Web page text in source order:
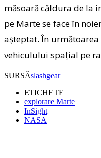
măsoară căldura de la
pe Marte se face în
aşteptat. În
vehiculului spaţial pe
SURSĂslashgear
ETICHETE
explorare Marte
InSight
NASA